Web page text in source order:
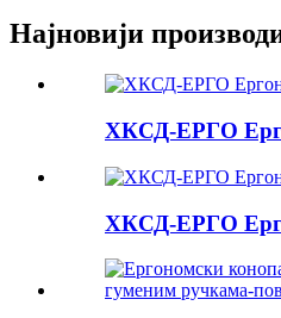
Најновији
ХКСД-ЕРГО
ХКСД-ЕРГО